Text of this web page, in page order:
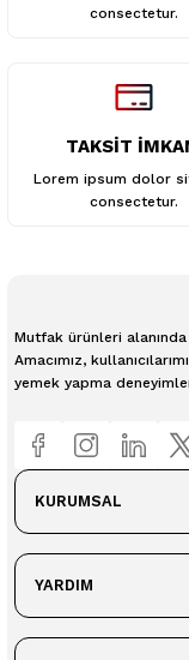
consectetur.
TAKSİT
Lorem ipsum dolor
consectetur.
Mutfak ürünleri
Amacımız,
yemek yapma
KURUMSAL
YARDIM